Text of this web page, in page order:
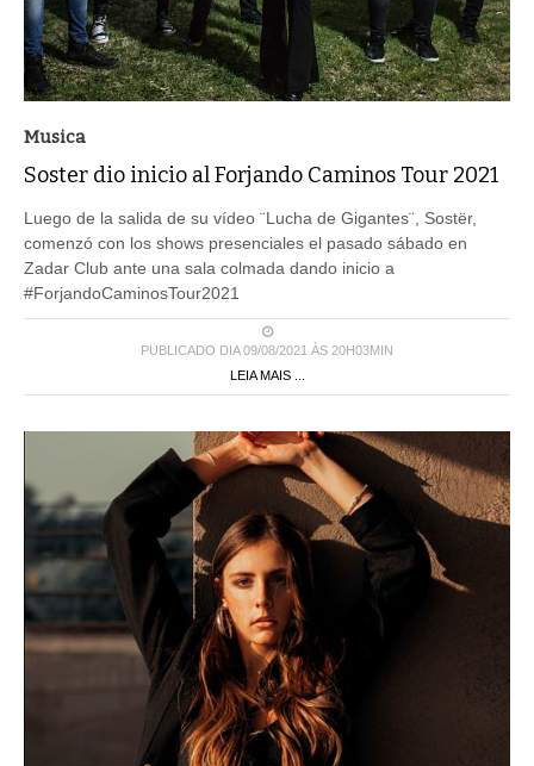
Soster dio inicio al Forjando Caminos Tour 2021
Luego de la salida de su vídeo ¨Lucha de Gigantes¨, Sostër,
comenzó con los shows presenciales el pasado sábado en
Zadar Club ante una sala colmada dando inicio a
#ForjandoCaminosTour2021
PUBLICADO DIA 09/08/2021 ÀS 20H03MIN
LEIA MAIS ...